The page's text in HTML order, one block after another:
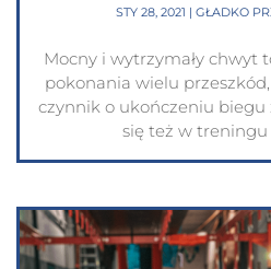
STY 28, 2021 | GŁADKO
Mocny i wytrzymały chwyt
pokonania wielu
czynnik o ukończeniu biegu
się też w treningu